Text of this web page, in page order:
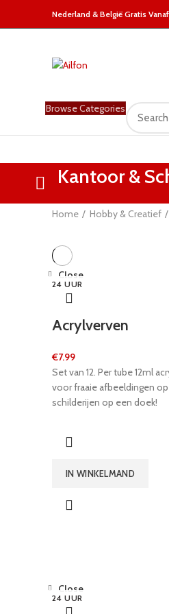
Nederland & België Gratis
Browse Categories
Kantoor &
Home Hobby & Creatief
24 UUR
Close
Acrylverven
€7.99
Set van 12. Per tube 12ml
voor fraaie afbeeldingen
schilderijen op een doek!
IN WINKELMAND
24 UUR
Close